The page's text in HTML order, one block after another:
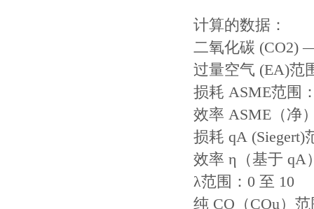
计算的数据：
二氧化碳 (CO2)
过量空气 (EA)范
损耗 ASME范围
效率 ASME（净
损耗 qA (Siegert)
效率 η（基于 qA
λ范围：0 至 10
纯 CO（COu）